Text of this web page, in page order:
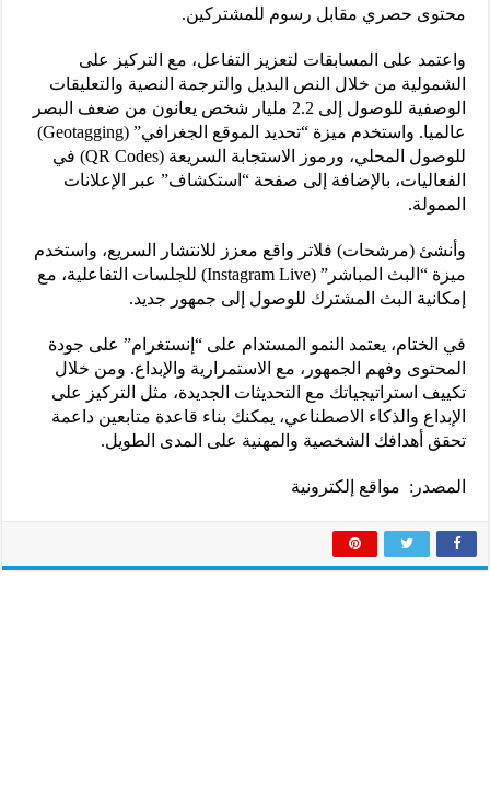
محتوى حصري مقابل رسوم للمشتركين.
واعتمد على المسابقات لتعزيز التفاعل، مع التركيز على
الشمولية من خلال النص البديل والترجمة النصية والتعليقات
الوصفية للوصول إلى 2.2 مليار شخص يعانون من ضعف البصر
عالميا. واستخدم ميزة “تحديد الموقع الجغرافي” (Geotagging)
للوصول المحلي، ورموز الاستجابة السريعة (QR Codes) في
الفعاليات، بالإضافة إلى صفحة “استكشاف” عبر الإعلانات
الممولة.
وأنشئ (مرشحات) فلاتر واقع معزز للانتشار السريع، واستخدم
ميزة “البث المباشر” (Instagram Live) للجلسات التفاعلية، مع
إمكانية البث المشترك للوصول إلى جمهور جديد.
في الختام، يعتمد النمو المستدام على “إنستغرام” على جودة
المحتوى وفهم الجمهور، مع الاستمرارية والإبداع. ومن خلال
تكييف استراتيجياتك مع التحديثات الجديدة، مثل التركيز على
الإبداع والذكاء الاصطناعي، يمكنك بناء قاعدة متابعين داعمة
تحقق أهدافك الشخصية والمهنية على المدى الطويل.
المصدر: مواقع إلكترونية